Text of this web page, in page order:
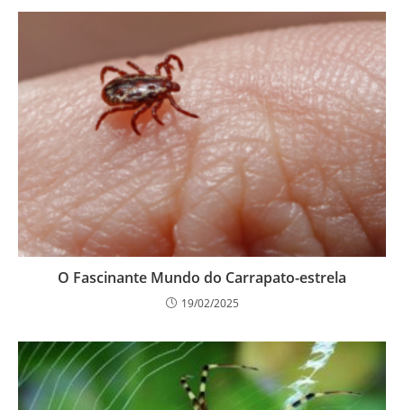
O Fascinante Mundo do Carrapato-estrela
19/02/2025